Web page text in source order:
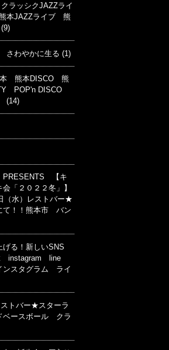
ラッシクJAZZライ
本JAZZライブ 熊
(9)
さわやかに生る (1)
本 熊本DISCO 熊
POP'n DISCO
(14)
【キ
「２０２２冬」】
（水）レストバー★
て！！熊本市 バン
る！新しいSNS
instagram line
スタグラム ライ
トバー★スターラ
ースボール クラ